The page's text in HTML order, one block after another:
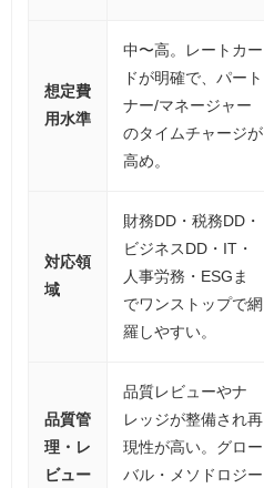
想定費
用水準
中〜高。レートカー
ドが明確で、パート
ナー/マネージャー
のタイムチャージが
高め。
対応領
域
財務DD・税務DD・
ビジネスDD・IT・
人事労務・ESGま
でワンストップで網
羅しやすい。
品質管
理・レ
ビュー
品質レビューやナ
レッジが整備され再
現性が高い。グロー
バル・メソドロジー